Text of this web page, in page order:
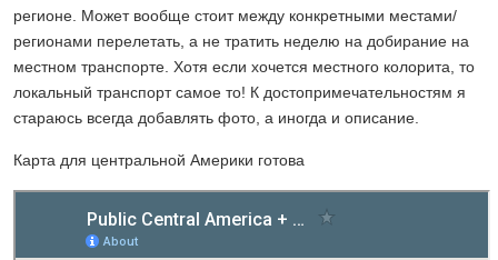
регионе. Может вообще стоит между конкретными местами/
регионами перелетать, а не тратить неделю на добирание на
местном транспорте. Хотя если хочется местного колорита, то
локальный транспорт самое то! К достопримечательностям я
стараюсь всегда добавлять фото, а иногда и описание.
Карта для центральной Америки готова